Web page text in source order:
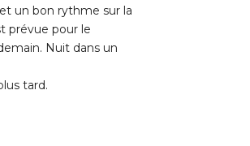
un bon rythme sur la
prévue pour le
Nuit dans un
tard.